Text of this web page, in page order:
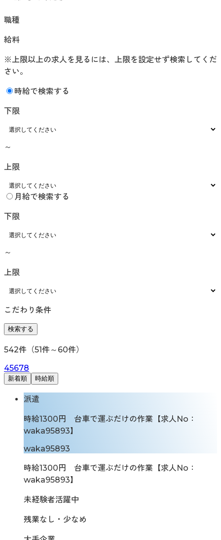
職種
給料
※上限以上の求人を見るには、上限を設定せず検索してくだ
さい。
時給で検索する
下限
～
上限
月給で検索する
下限
～
上限
こだわり条件
検索する
542件（51件～ 60件）
45678
新着順 時給順
派遣
時給1300円 台車で運ぶだけの作業【求人No：
waka95893】
waka95893
時給1300円 台車で運ぶだけの作業【求人No：
waka95893】
未経験者活躍中
残業なし・少なめ